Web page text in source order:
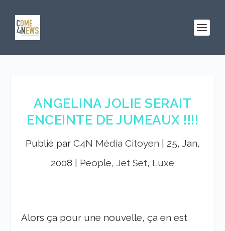
ANGELINA JOLIE SERAIT
ENCEINTE DE JUMEAUX !!!!
Publié par C4N Média Citoyen
25, Jan,
2008
People, Jet Set, Luxe
Alors ça pour une nouvelle, ça en est